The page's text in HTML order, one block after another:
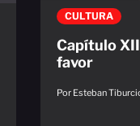
CULTURA
Capítulo
favor
Por Esteban